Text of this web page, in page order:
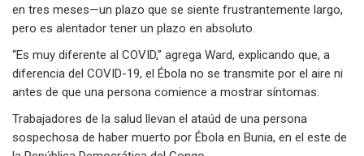
en tres meses—un plazo que se siente frustrantemente largo,
pero es alentador tener un plazo en absoluto.
“Es muy diferente al COVID,” agrega Ward, explicando que, a
diferencia del COVID-19, el Ébola no se transmite por el aire ni
antes de que una persona comience a mostrar síntomas.
Trabajadores de la salud llevan el ataúd de una persona
sospechosa de haber muerto por Ébola en Bunia, en el este de